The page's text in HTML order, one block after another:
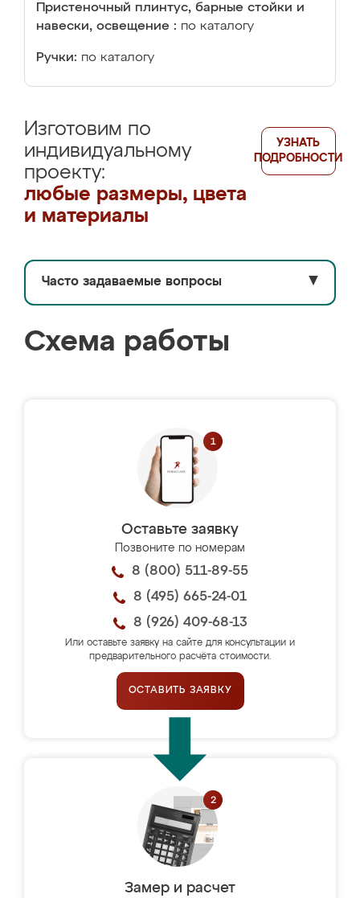
Пристеночный плинтус, барные стойки и
навески, освещение : по каталогу
Ручки: по каталогу
Изготовим по
индивидуальному
проекту:
любые размеры, цвета
и материалы
УЗНАТЬ
ПОДРОБНОСТИ
Часто задаваемые вопросы ▼
Схема работы
Оставьте заявку
Позвоните по номерам
8 (800) 511-89-55
8 (495) 665-24-01
8 (926) 409-68-13
Или оставьте заявку на сайте для консультации и
предварительного расчёта стоимости.
ОСТАВИТЬ ЗАЯВКУ
Замер и расчет